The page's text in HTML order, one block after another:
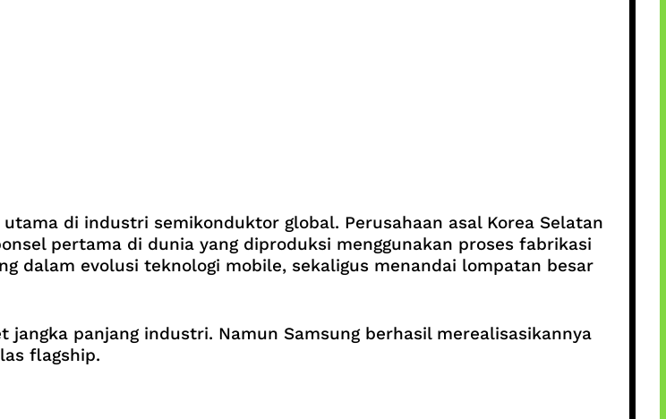
di industri semikonduktor global. Perusahaan asal Korea Selatan
pertama di dunia yang diproduksi menggunakan proses fabrikasi
dalam evolusi teknologi mobile, sekaligus menandai lompatan besar
jangka panjang industri. Namun Samsung berhasil merealisasikannya
flagship.